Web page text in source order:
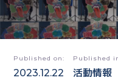
Published on:
2023.12.22
Published
活動情報